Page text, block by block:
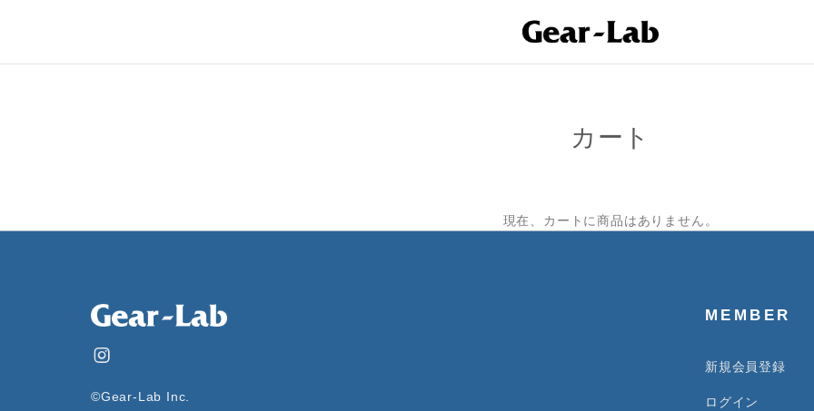
カート
現在、カートに商品はありません。
©Gear-Lab Inc.
MEMBER
新規会員登録
ログイン